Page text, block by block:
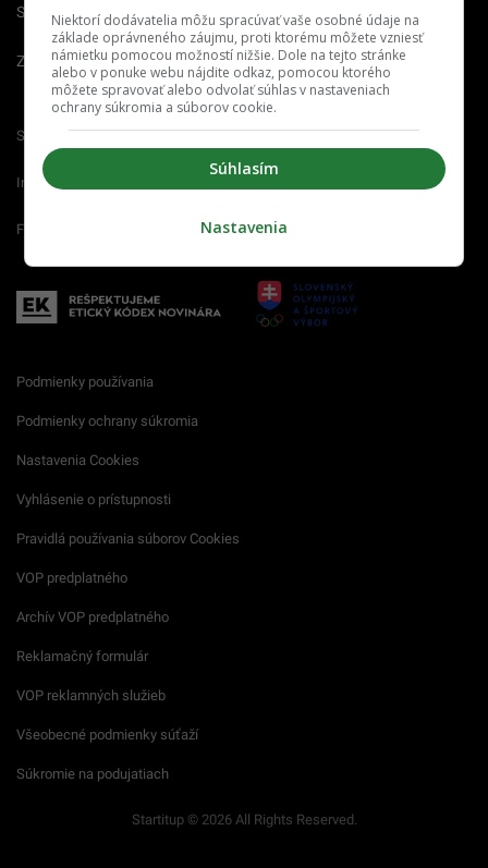
Spravovať notifikácie
Zrušiť predplatné
Startitup.sk Fontech.sk Odzadu.sk
Interez.sk
Femm.sk
Podmienky používania
Podmienky ochrany súkromia
Nastavenia Cookies
Vyhlásenie o prístupnosti
Pravidlá používania súborov Cookies
VOP predplatného
Archív VOP predplatného
Reklamačný formulár
VOP reklamných služieb
Všeobecné podmienky súťaží
Súkromie na podujatiach
Startitup © 2026 All Rights Reserved.
Niektorí dodávatelia môžu spracúvať vaše osobné údaje na
základe oprávneného záujmu, proti ktorému môžete vzniesť
námietku pomocou možností nižšie. Dole na tejto stránke
alebo v ponuke webu nájdite odkaz, pomocou ktorého
môžete spravovať alebo odvolať súhlas v nastaveniach
ochrany súkromia a súborov cookie.
Súhlasím
Nastavenia